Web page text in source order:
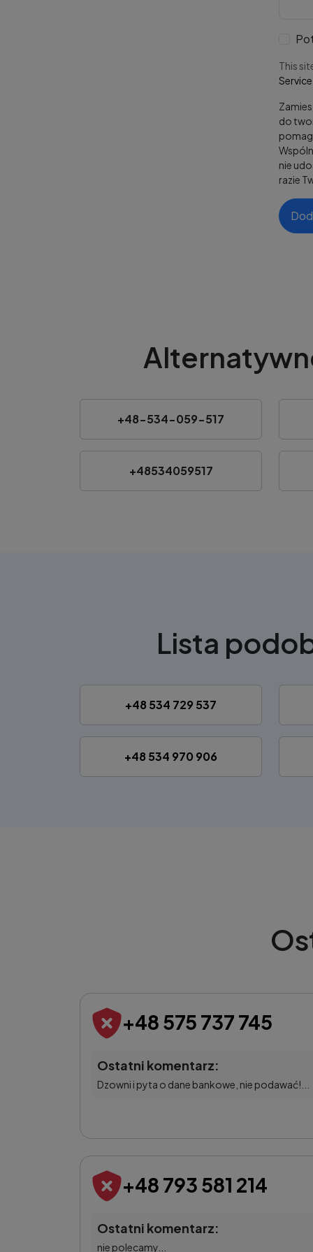
This
Service
do
nie
razie
+48-534-059-517
+48534059517
Lista
+48 534 729 537
+48 534 970 906
+48 575 737 745
Ostatni komentarz:
Dzowni i pyta o dane bankowe, nie podawać!...
+48 793 581 214
Ostatni komentarz:
nie polecamy...